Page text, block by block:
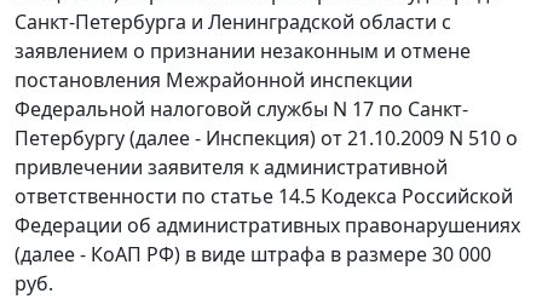
Санкт-Петербурга и Ленинградской области с
заявлением о признании незаконным и отмене
постановления Межрайонной инспекции
Федеральной налоговой службы N 17 по Санкт-
Петербургу (далее - Инспекция) от 21.10.2009 N 510 о
привлечении заявителя к административной
ответственности по статье 14.5 Кодекса Российской
Федерации об административных правонарушениях
(далее - КоАП РФ) в виде штрафа в размере 30 000
руб.